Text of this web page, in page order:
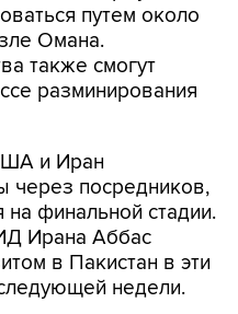
путем около
Омана.
также смогут
разминирования
и Иран
через посредников,
на финальной стадии.
Ирана Аббас
в Пакистан в эти
недели.